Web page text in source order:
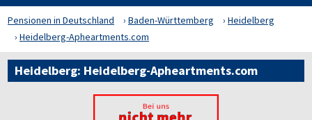
Pensionen in Deutschland Baden-Württemberg
Heidelberg
Heidelberg-Apheartments.com
Heidelberg: Heidelberg-Apheartments.com